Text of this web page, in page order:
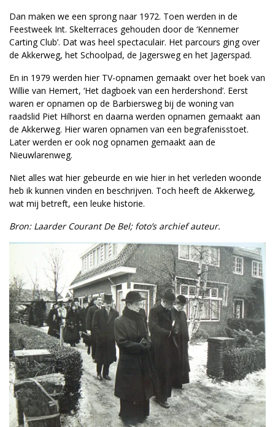
Dan maken we een sprong naar 1972. Toen werden in de
Feestweek Int. Skelterraces gehouden door de ‘Kennemer
Carting Club’. Dat was heel spectaculair. Het parcours ging over
de Akkerweg, het Schoolpad, de Jagersweg en het Jagerspad.
En in 1979 werden hier TV-opnamen gemaakt over het boek van
Willie van Hemert, ‘Het dagboek van een herdershond’. Eerst
waren er opnamen op de Barbiersweg bij de woning van
raadslid Piet Hilhorst en daarna werden opnamen gemaakt aan
de Akkerweg. Hier waren opnamen van een begrafenisstoet.
Later werden er ook nog opnamen gemaakt aan de
Nieuwlarenweg.
Niet alles wat hier gebeurde en wie hier in het verleden woonde
heb ik kunnen vinden en beschrijven. Toch heeft de Akkerweg,
wat mij betreft, een leuke historie.
Bron: Laarder Courant De Bel; foto’s archief auteur.